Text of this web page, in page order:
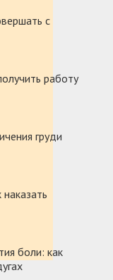
с
работу
груди
боли: как